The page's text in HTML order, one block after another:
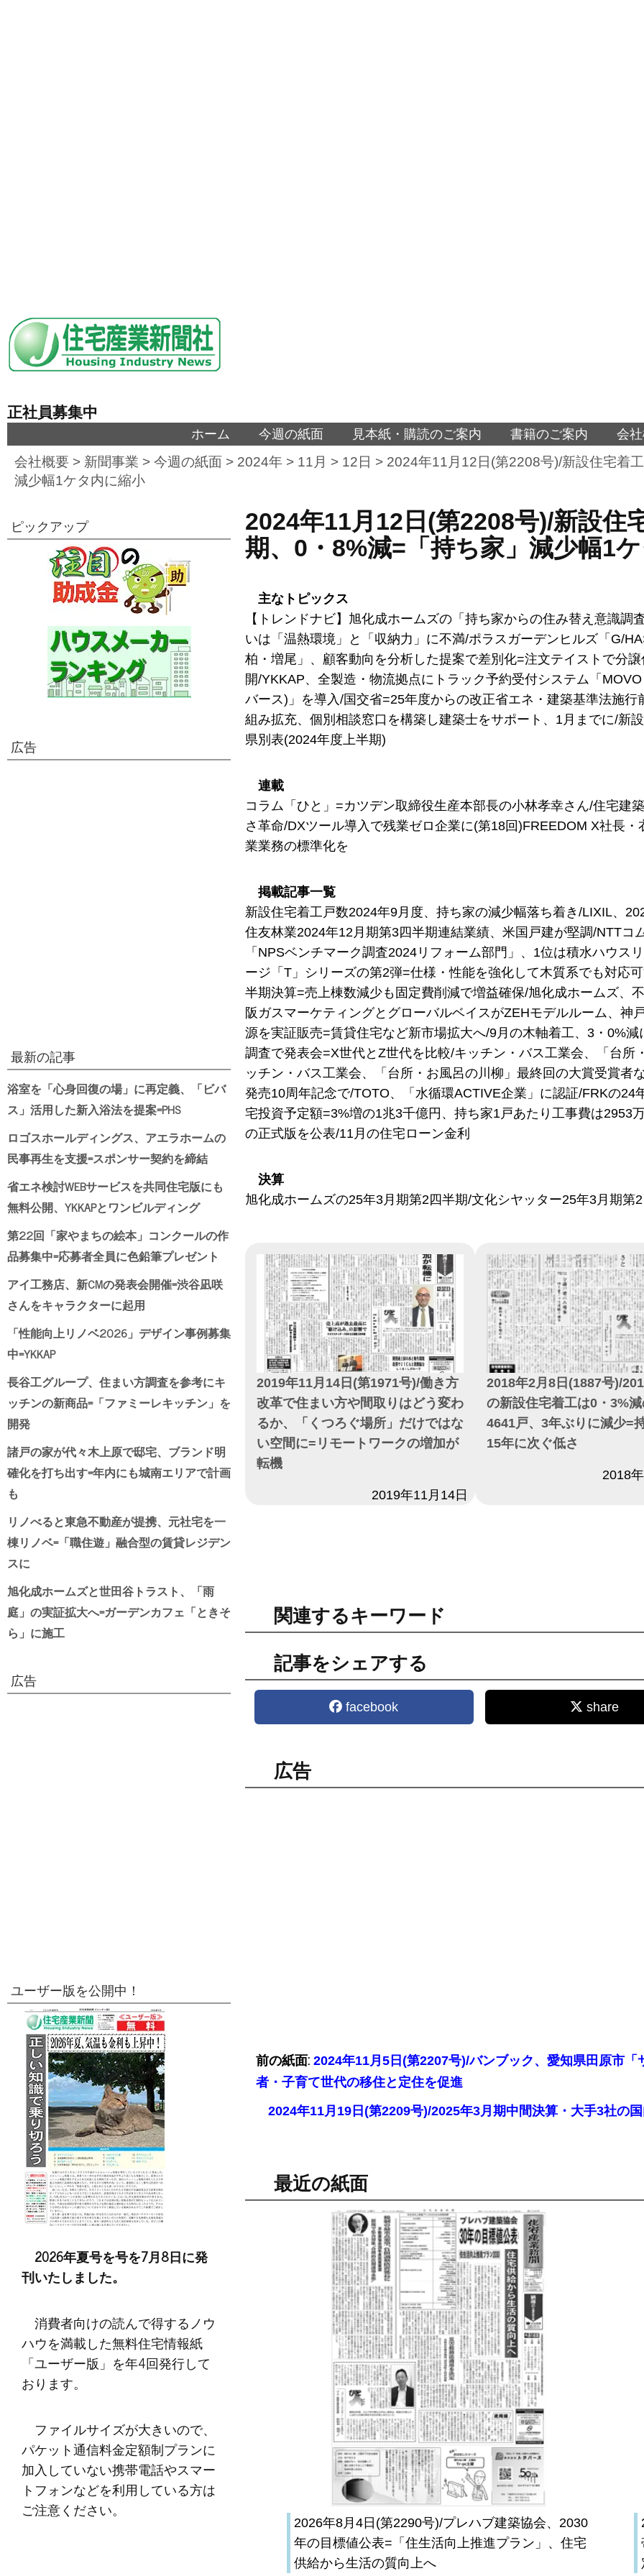
正社員募集中
ホーム 今週の紙面 見本紙・購読のご案内 書籍のご案内 会
会社概要 > 新聞事業 > 今週の紙面 > 2024年 > 11月 > 12日 > 2024年11月12日(第2208号)/新設住宅着
減少幅1ケタ内に縮小
2024年11月12日(第2208号)/新設住
期、0・8%減=「持ち家」減少幅1
主なトピックス
【トレンドナビ】旭化成ホームズの「持ち家からの住み替え意識調
いは「温熱環境」と「収納力」に不満/ポラスガーデンヒルズ「G/
柏・増尾」、顧客動向を分析した提案で差別化=注文テイストで分
開/YKKAP、全製造・物流拠点にトラック予約受付システム「
バース)」を導入/国交省=25年度からの改正省エネ・建築基準法施行
組み拡充、個別相談窓口を構築し建築士をサポート、1月までに/新
県別表(2024年度上半期)
連載
コラム「ひと」=カツデン取締役生産本部長の小林孝幸さん/住宅建
さ革命/DXツール導入で残業ゼロ企業に(第18回)FREEDOM X社長・
業業務の標準化を
掲載記事一覧
新設住宅着工戸数2024年9月度、持ち家の減少幅落ち着き/LIXIL、
住友林業2024年12月期第3四半期連結業績、米国戸建が堅調/NTT
「NPSベンチマーク調査2024リフォーム部門」、1位は積水ハウ
ージ「T」シリーズの第2弾=仕様・性能を強化して木質系でも対応
半期決算=売上棟数減少も固定費削減で増益確保/旭化成ホームズ、
阪ガスマーケティングとグローバルベイスがZEHモデルルーム、
源を実証販売=賃貸住宅など新市場拡大へ/9月の木軸着工、3・0%
調査で発表会=X世代とZ世代を比較/キッチン・バス工業会、「台
ッチン・バス工業会、「台所・お風呂の川柳」最終回の大賞受賞
発売10周年記念で/TOTO、「水循環ACTIVE企業」に認証/FRKの
宅投資予定額=3%増の1兆3千億円、持ち家1戸あたり工事費は2953
の正式版を公表/11月の住宅ローン金利
決算
旭化成ホームズの25年3月期第2四半期/文化シヤッター25年3月期
2019年11月14日(第1971号)/働き方
改革で住まい方や間取りはどう変わ
るか、「くつろぐ場所」だけではな
い空間に=リモートワークの増加が
転機
2019年11月14日
2018年2月8日(1887号)/
の新設住宅着工は0・3%
4641戸、3年ぶりに減少=
15年に次ぐ低さ
2018
関連するキーワード
記事をシェアする
facebook share
広告
前の紙面: 2024年11月5日(第2207号)/バンブック、愛知県田原市
者・子育て世代の移住と定住を促進
2024年11月19日(第2209号)/2025年3月期中間決算・大手3社の
最近の紙面
2026年8月4日(第2290号)/プレハブ建築協会、2030
年の目標値公表=「住生活向上推進プラン」、住宅
供給から生活の質向上へ
ピックアップ
広告
最新の記事
浴室を「心身回復の場」に再定義、「ビバ
ス」活用した新入浴法を提案=PHS
ロゴスホールディングス、アエラホームの
民事再生を支援=スポンサー契約を締結
省エネ検討WEBサービスを共同住宅版にも
無料公開、YKKAPとワンビルディング
第22回「家やまちの絵本」コンクールの作
品募集中=応募者全員に色鉛筆プレゼント
アイ工務店、新CMの発表会開催=渋谷凪咲
さんをキャラクターに起用
「性能向上リノベ2026」デザイン事例募集
中=YKKAP
長谷工グループ、住まい方調査を参考にキ
ッチンの新商品=「ファミーレキッチン」を
開発
諸戸の家が代々木上原で邸宅、ブランド明
確化を打ち出す=年内にも城南エリアで計画
も
リノべると東急不動産が提携、元社宅を一
棟リノベ=「職住遊」融合型の賃貸レジデン
スに
旭化成ホームズと世田谷トラスト、「雨
庭」の実証拡大へ=ガーデンカフェ「ときそ
ら」に施工
広告
ユーザー版を公開中！
2026年夏号を号を7月8日に発
刊いたしました。
消費者向けの読んで得するノウ
ハウを満載した無料住宅情報紙
「ユーザー版」を年4回発行して
おります。
ファイルサイズが大きいので、
パケット通信料金定額制プランに
加入していない携帯電話やスマー
トフォンなどを利用している方は
ご注意ください。